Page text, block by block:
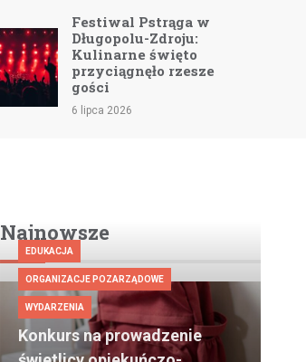
Festiwal Pstrąga w
Długopolu-Zdroju:
Kulinarne święto
przyciągnęło rzesze
gości
6 lipca 2026
Najnowsze
EDUKACJA
ORGANIZACJE POZARZĄDOWE
WYDARZENIA
Konkurs na prowadzenie